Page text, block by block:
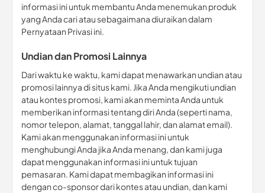
informasi ini untuk membantu Anda menemukan produk
yang Anda cari atau sebagaimana diuraikan dalam
Pernyataan Privasi ini.
Undian dan Promosi Lainnya
Dari waktu ke waktu, kami dapat menawarkan undian atau
promosi lainnya di situs kami. Jika Anda mengikuti undian
atau kontes promosi, kami akan meminta Anda untuk
memberikan informasi tentang diri Anda (seperti nama,
nomor telepon, alamat, tanggal lahir, dan alamat email).
Kami akan menggunakan informasi ini untuk
menghubungi Anda jika Anda menang, dan kami juga
dapat menggunakan informasi ini untuk tujuan
pemasaran. Kami dapat membagikan informasi ini
dengan co-sponsor dari kontes atau undian, dan kami